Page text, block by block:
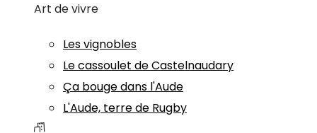
Art de vivre
Les vignobles
Le cassoulet de Castelnaudary
Ça bouge dans l'Aude
L'Aude, terre de Rugby